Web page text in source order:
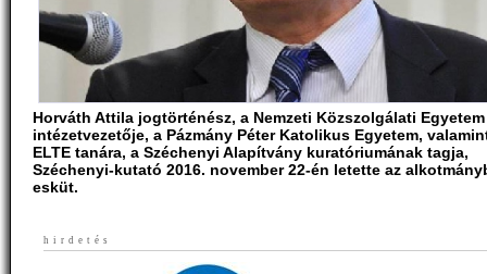
Horváth Attila jogtörténész, a Nemzeti Közszolgálati Egyetem
intézetvezetője, a Pázmány Péter Katolikus Egyetem,
ELTE tanára, a Széchenyi Alapítvány kuratóriumának tagja,
Széchenyi-kutató 2016. november 22-én letette az
esküt.
hirdetés